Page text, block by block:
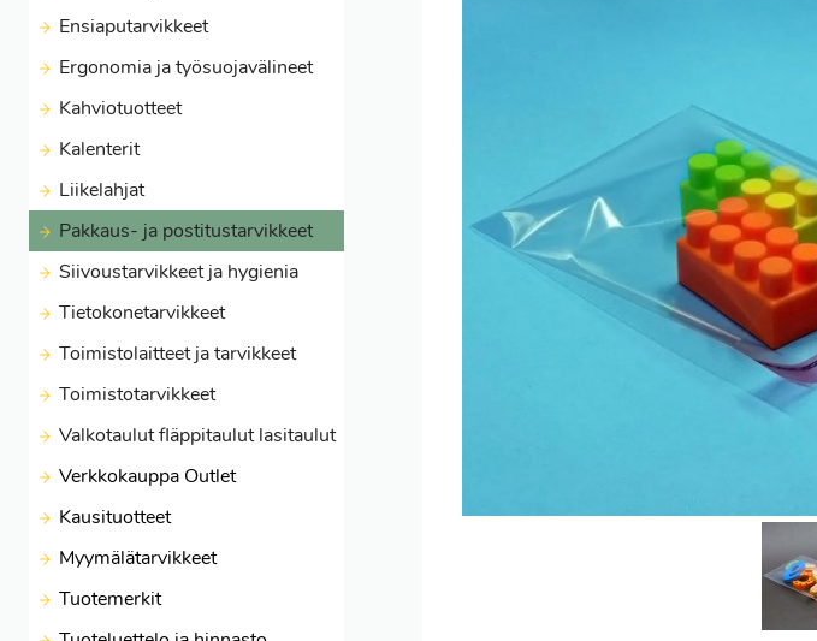
Ensiaputarvikkeet
Ergonomia ja työsuojavälineet
Kahviotuotteet
Kalenterit
Liikelahjat
Pakkaus- ja postitustarvikkeet
Siivoustarvikkeet ja hygienia
Tietokonetarvikkeet
Toimistolaitteet ja tarvikkeet
Toimistotarvikkeet
Valkotaulut fläppitaulut lasitaulut
Verkkokauppa Outlet
Kausituotteet
Myymälätarvikkeet
Tuotemerkit